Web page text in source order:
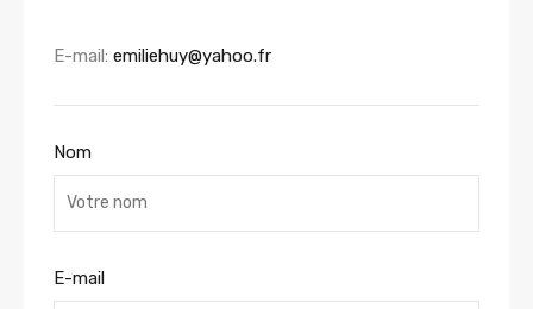
E-mail: emiliehuy@yahoo.fr
Nom
E-mail